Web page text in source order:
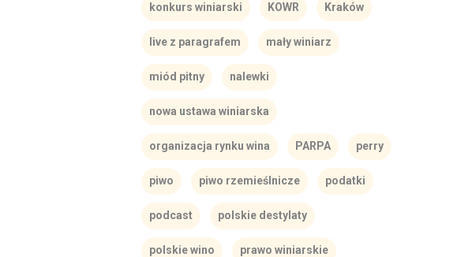
konkurs winiarski KOWR Kraków
live z paragrafem mały winiarz
miód pitny nalewki
nowa ustawa winiarska
organizacja rynku wina PARPA perry
piwo piwo rzemieślnicze podatki
podcast polskie destylaty
polskie wino prawo winiarskie